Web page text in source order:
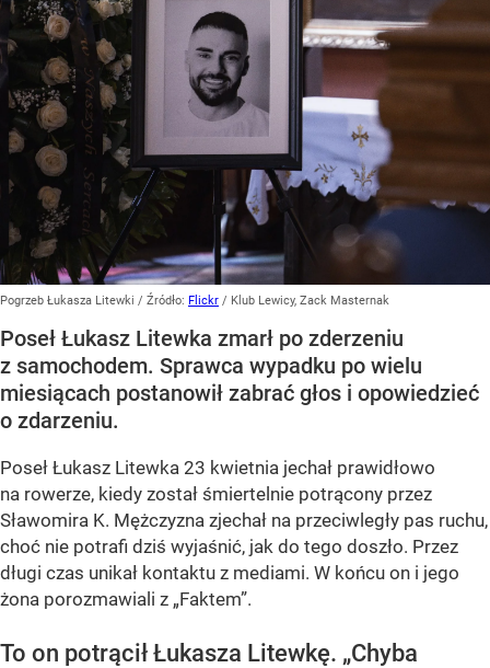
Pogrzeb Łukasza Litewki / Źródło: Flickr / Klub Lewicy, Zack Masternak
Poseł Łukasz Litewka zmarł po zderzeniu
z samochodem. Sprawca wypadku po wielu
miesiącach postanowił zabrać głos i opowiedzieć
o zdarzeniu.
Poseł Łukasz Litewka 23 kwietnia jechał prawidłowo
na rowerze, kiedy został śmiertelnie potrącony przez
Sławomira K. Mężczyzna zjechał na przeciwległy pas ruchu,
choć nie potrafi dziś wyjaśnić, jak do tego doszło. Przez
długi czas unikał kontaktu z mediami. W końcu on i jego
żona porozmawiali z „Faktem”.
To on potrącił Łukasza Litewkę. „Chyba